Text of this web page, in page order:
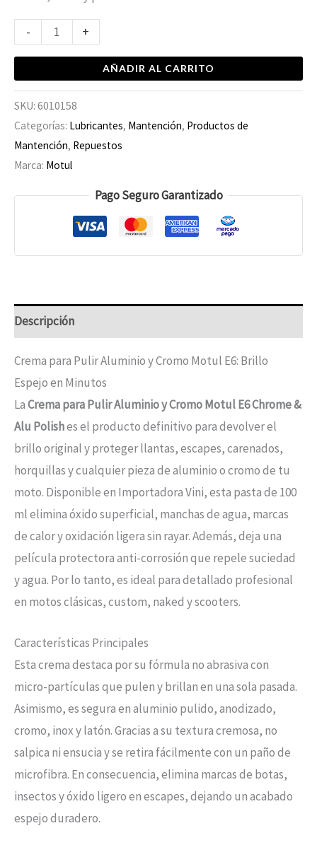
- +
AÑADIR AL CARRITO
SKU: 6010158
Categorías: Lubricantes, Mantención, Productos de
Mantención, Repuestos
Marca: Motul
Pago Seguro Garantizado
Descripción
Crema para Pulir Aluminio y Cromo Motul E6: Brillo
Espejo en Minutos
LaCrema para Pulir Aluminio y Cromo Motul E6 Chrome &
Alu Polishes el producto definitivo para devolver el
brillo original y proteger llantas, escapes, carenados,
horquillas y cualquier pieza de aluminio o cromo de tu
moto. Disponible en Importadora Vini, esta pasta de 100
ml elimina óxido superficial, manchas de agua, marcas
de calor y oxidación ligera sin rayar. Además, deja una
película protectora anti-corrosión que repele suciedad
y agua. Por lo tanto, es ideal para detallado profesional
en motos clásicas, custom, naked y scooters.
Características Principales
Esta crema destaca por su fórmula no abrasiva con
micro-partículas que pulen y brillan en una sola pasada.
Asimismo, es segura en aluminio pulido, anodizado,
cromo, inox y latón. Gracias a su textura cremosa, no
salpica ni ensucia y se retira fácilmente con un paño de
microfibra. En consecuencia, elimina marcas de botas,
insectos y óxido ligero en escapes, dejando un acabado
espejo duradero.